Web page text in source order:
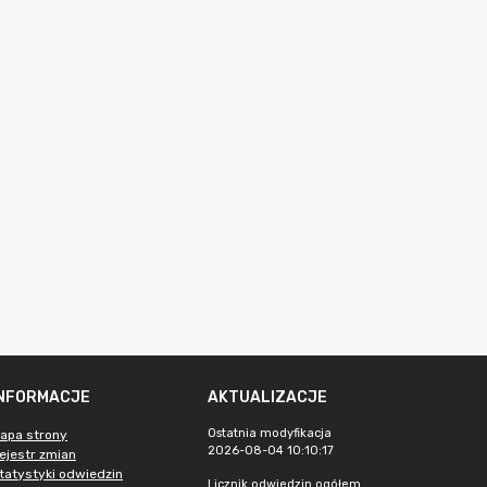
strony
zmian
odwiedzin
AKTUALIZACJE
Ostatnia modyfikacja
2026-08-04 10:10:17